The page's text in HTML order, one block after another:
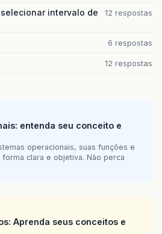
selecionar intervalo de
12 respostas
6 respostas
12 respostas
entenda seu conceito e
operacionais, suas funções e
clara e objetiva. Não perca
Aprenda seus conceitos e